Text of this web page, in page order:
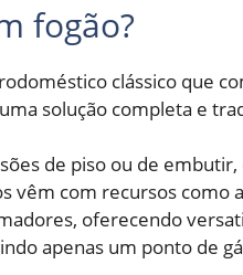
fogão?
clássico que
solução completa e
de piso ou de
vêm com recursos
oferecendo
apenas um ponto de